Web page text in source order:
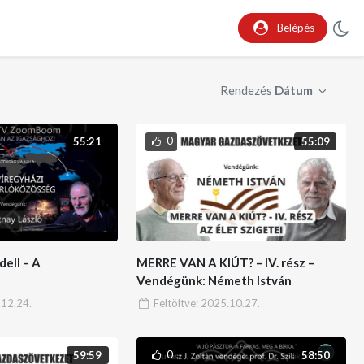
Belépés
Rendezés Dátum
55:21
– A
–
55:09
0
MERRE VAN A KIÚT? – IV. rész –
Vendégünk: Németh István
Feltöltve: 2025.10.27.
59:59 58:50
0